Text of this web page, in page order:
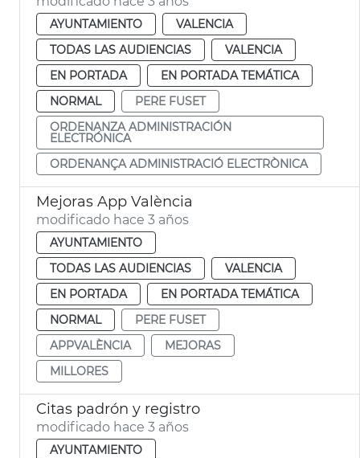
AYUNTAMIENTO
VALENCIA
TODAS LAS AUDIENCIAS
VALENCIA
EN PORTADA
EN PORTADA TEMÁTICA
NORMAL
PERE FUSET
ORDENANZA ADMINISTRACIÓN
ELECTRÓNICA
ORDENANÇA ADMINISTRACIÓ ELECTRÒNICA
Mejoras App València
modificado hace 3 años
AYUNTAMIENTO
TODAS LAS AUDIENCIAS
VALENCIA
EN PORTADA
EN PORTADA TEMÁTICA
NORMAL
PERE FUSET
APPVALÈNCIA
MEJORAS
MILLORES
Citas padrón y registro
modificado hace 3 años
AYUNTAMIENTO